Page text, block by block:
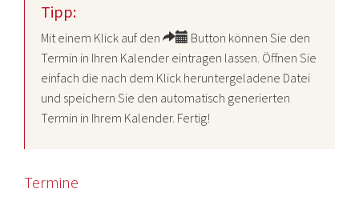
Tipp:
Mit einem Klick auf den
Button können Sie den
Termin in Ihren Kalender eintragen lassen. Öffnen Sie
einfach die nach dem Klick heruntergeladene Datei
und speichern Sie den automatisch generierten
Termin in Ihrem Kalender. Fertig!
Termine